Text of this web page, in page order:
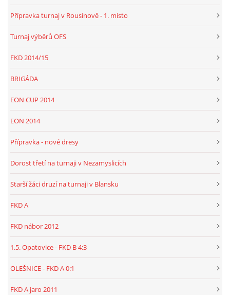
Přípravka turnaj v Rousínově - 1. místo
Turnaj výběrů OFS
FKD 2014/15
BRIGÁDA
EON CUP 2014
EON 2014
Přípravka - nové dresy
Dorost třetí na turnaji v Nezamyslicích
Starší žáci druzí na turnaji v Blansku
FKD A
FKD nábor 2012
1.5. Opatovice - FKD B 4:3
OLEŠNICE - FKD A 0:1
FKD A jaro 2011